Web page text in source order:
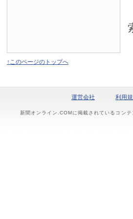
↑このページのトップへ
運営会社 利用
新聞オンライン.COMに掲載されているコン